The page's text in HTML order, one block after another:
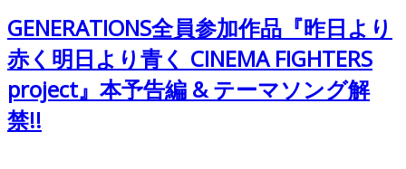
GENERATIONS全員参加作品『昨日より
赤く明日より青く CINEMA FIGHTERS
project』本予告編 & テーマソング解
禁!!